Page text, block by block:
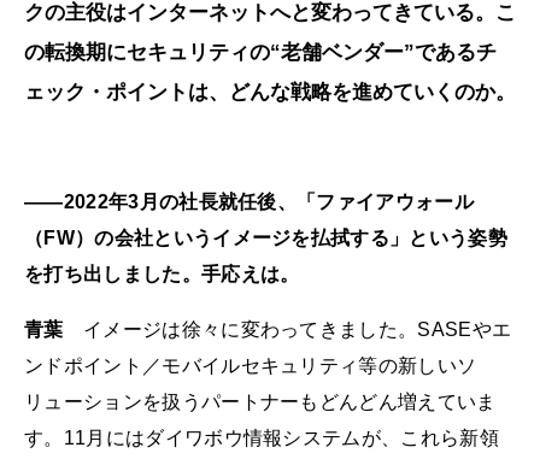
クの主役はインターネットへと変わってきている。こ
の転換期にセキュリティの“老舗ベンダー”であるチ
ェック・ポイントは、どんな戦略を進めていくのか。
――2022年3月の社長就任後、「ファイアウォール
（FW）の会社というイメージを払拭する」という姿勢
を打ち出しました。手応えは。
青葉 イメージは徐々に変わってきました。SASEやエ
ンドポイント／モバイルセキュリティ等の新しいソ
リューションを扱うパートナーもどんどん増えていま
す。11月にはダイワボウ情報システムが、これら新領